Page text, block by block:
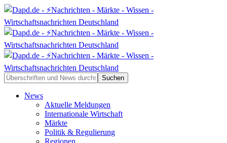
News
Aktuelle Meldungen
Internationale Wirtschaft
Märkte
Politik & Regulierung
Regionen